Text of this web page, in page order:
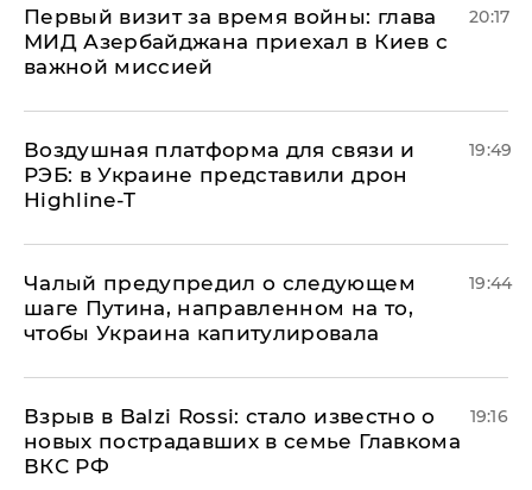
Первый визит за время войны: глава
МИД Азербайджана приехал в Киев с
важной миссией
20:17
Воздушная платформа для связи и
РЭБ: в Украине представили дрон
Highline-T
19:49
Чалый предупредил о следующем
шаге Путина, направленном на то,
чтобы Украина капитулировала
19:44
Взрыв в Balzi Rossi: стало известно о
новых пострадавших в семье Главкома
ВКС РФ
19:16